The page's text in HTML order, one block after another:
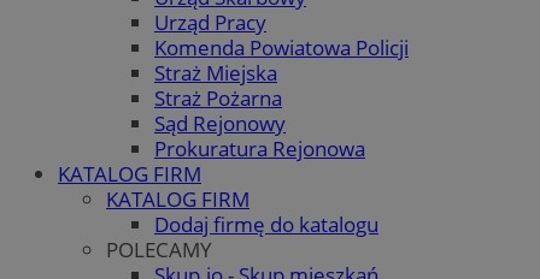
Urząd Pracy
Komenda Powiatowa Policji
Straż Miejska
Straż Pożarna
Sąd Rejonowy
Prokuratura Rejonowa
KATALOG FIRM
KATALOG FIRM
Dodaj firmę do katalogu
POLECAMY